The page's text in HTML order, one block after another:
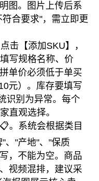
图。图片上传后系
合要求"，需立即更
击【添加SKU】，
写规格名称、价
单价必须低于单买
元）。库存要填写
识别为异常。每个
直观选择。
📋。系统会根据类目
、"产地"、"保质
，不能为空。商品
视频混排，建议采